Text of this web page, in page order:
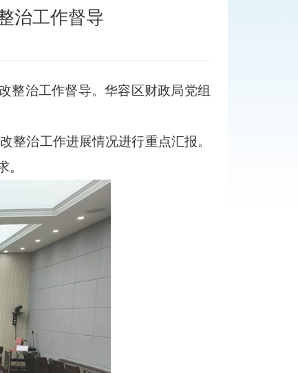
治工作督导
治工作督导。华容区财政局党组
治工作进展情况进行重点汇报。
。